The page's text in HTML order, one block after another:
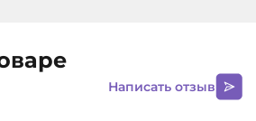
Написать отзыв